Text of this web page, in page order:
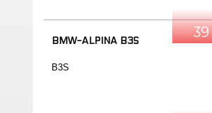
BMW-ALPINA B3S
B3S